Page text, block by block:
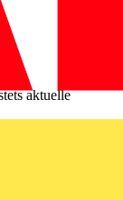
aktuelle